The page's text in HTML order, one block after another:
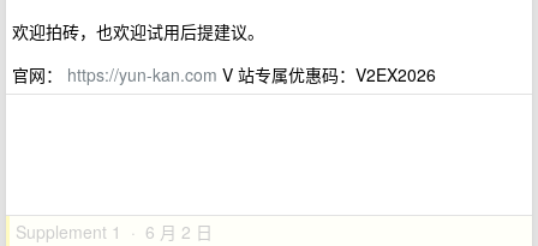
欢迎拍砖，也欢迎试用后提建议。
官网： https://yun-kan.com V 站专属优惠码：V2EX2026
Supplement 1 · 6 月 2 日